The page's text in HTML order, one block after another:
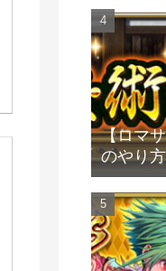
【ロマ
のやり